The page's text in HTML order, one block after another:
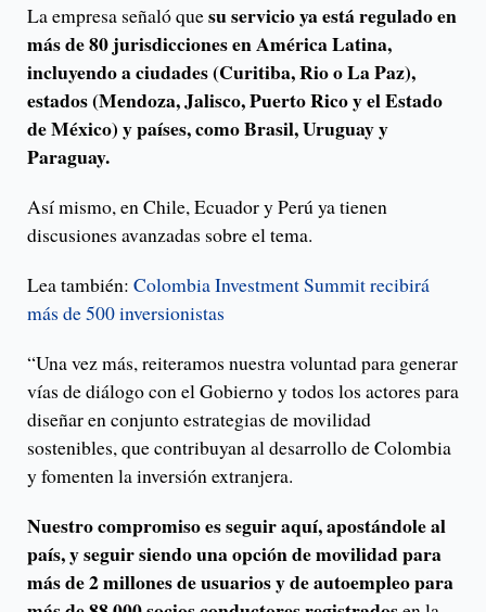
La empresa señaló quesu servicio ya está regulado en
más de 80 jurisdicciones en América Latina,
incluyendo a ciudades (Curitiba, Rio o La Paz),
estados (Mendoza, Jalisco, Puerto Rico y el Estado
de México) y países, como Brasil, Uruguay y
Paraguay.
Así mismo, en Chile, Ecuador y Perú ya tienen
discusiones avanzadas sobre el tema.
Lea también: Colombia Investment Summit recibirá
más de 500 inversionistas
“Una vez más, reiteramos nuestra voluntad para generar
vías de diálogo con el Gobierno y todos los actores para
diseñar en conjunto estrategias de movilidad
sostenibles, que contribuyan al desarrollo de Colombia
y fomenten la inversión extranjera.
Nuestro compromiso es seguir aquí, apostándole al
país, y seguir siendo una opción de movilidad para
más de 2 millones de usuarios y de autoempleo para